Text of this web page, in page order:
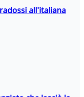
all'italiana